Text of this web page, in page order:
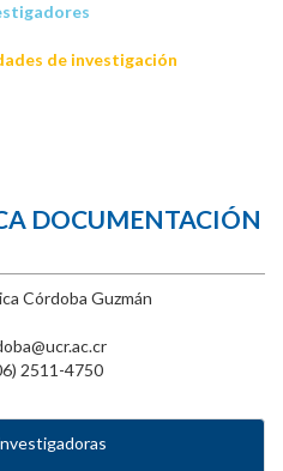
de investigación
DOCUMENTACIÓN
Córdoba Guzmán
2511-4750